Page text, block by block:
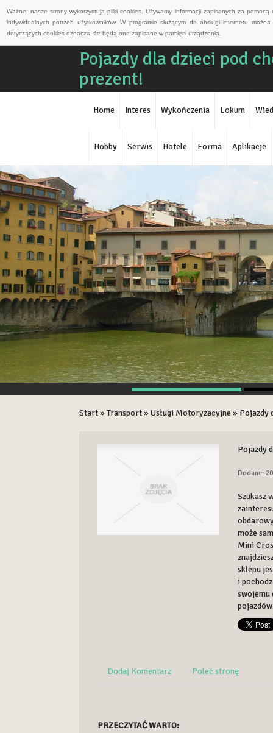
Ważne: nasze strony wykorzystują pliki cookies. Używamy informacji zapisanych za
indywidualnych potrzeb użytkowników. W programie służącym do obsługi internetu
dotyczących cookies oznacza, że będą one zapisane w pamięci urządzenia.
Pojazdy dla dzieci pod
prezent!
Home Interes Wykończenia Lokum
Hobby Serwis Hotele Forma Aplikacje
Start»Transport»Usługi Motoryzacyjne » Pojazdy
Pojazdy
Dodane:
Szukasz
może
Mini
sklepu
i
swojemu
Dodaj Komentarz Poleć stronę
PRZECZYTAĆ WARTO: